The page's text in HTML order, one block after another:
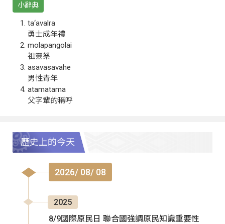
小辭典
ta‘avalra
勇士成年禮
molapangolai
祖靈祭
asavasavahe
男性青年
atamatama
父字輩的稱呼
歷史上的今天
2026/ 08/ 08
2025
8/9國際原民日 聯合國強調原民知識重要性